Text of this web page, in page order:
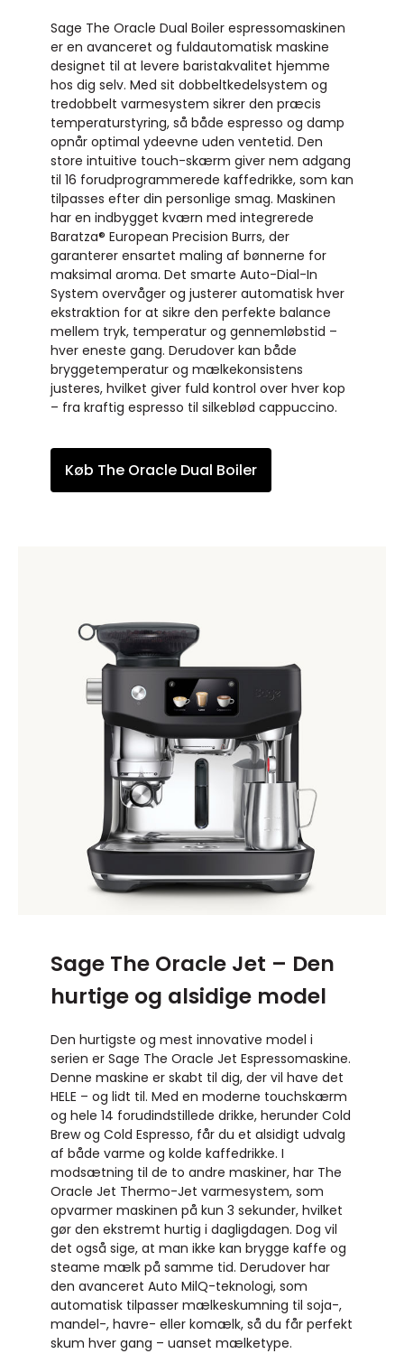
Sage The Oracle Dual Boiler espressomaskinen
er en avanceret og fuldautomatisk maskine
designet til at levere baristakvalitet hjemme
hos dig selv. Med sit dobbeltkedelsystem og
tredobbelt varmesystem sikrer den præcis
temperaturstyring, så både espresso og damp
opnår optimal ydeevne uden ventetid. Den
store intuitive touch-skærm giver nem adgang
til 16 forudprogrammerede kaffedrikke, som kan
tilpasses efter din personlige smag. Maskinen
har en indbygget kværn med integrerede
Baratza® European Precision Burrs, der
garanterer ensartet maling af bønnerne for
maksimal aroma. Det smarte Auto-Dial-In
System overvåger og justerer automatisk hver
ekstraktion for at sikre den perfekte balance
mellem tryk, temperatur og gennemløbstid –
hver eneste gang. Derudover kan både
bryggetemperatur og mælkekonsistens
justeres, hvilket giver fuld kontrol over hver kop
– fra kraftig espresso til silkeblød cappuccino.
Køb The Oracle Dual Boiler
Sage The Oracle Jet – Den
hurtige og alsidige model
Den hurtigste og mest innovative model i
serien er Sage The Oracle Jet Espressomaskine.
Denne maskine er skabt til dig, der vil have det
HELE – og lidt til. Med en moderne touchskærm
og hele 14 forudindstillede drikke, herunder Cold
Brew og Cold Espresso, får du et alsidigt udvalg
af både varme og kolde kaffedrikke. I
modsætning til de to andre maskiner, har The
Oracle Jet Thermo-Jet varmesystem, som
opvarmer maskinen på kun 3 sekunder, hvilket
gør den ekstremt hurtig i dagligdagen. Dog vil
det også sige, at man ikke kan brygge kaffe og
steame mælk på samme tid. Derudover har
den avanceret Auto MilQ-teknologi, som
automatisk tilpasser mælkeskumning til soja-,
mandel-, havre- eller komælk, så du får perfekt
skum hver gang – uanset mælketype.